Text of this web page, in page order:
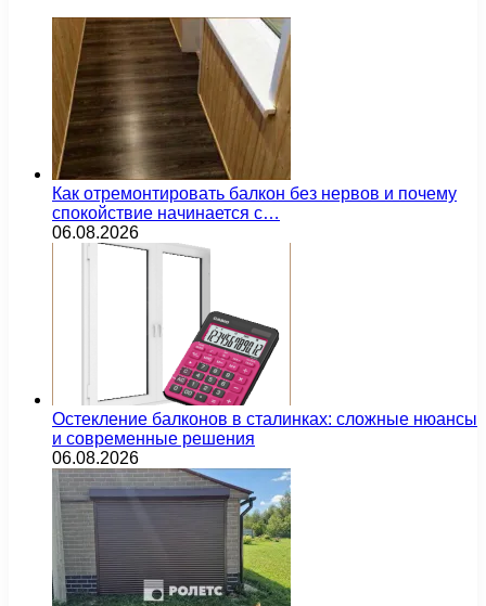
Как отремонтировать балкон без нервов и почему
спокойствие начинается с…
06.08.2026
Остекление балконов в сталинках: сложные нюансы
и современные решения
06.08.2026